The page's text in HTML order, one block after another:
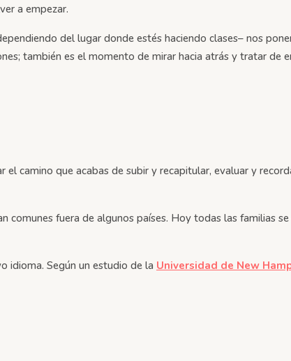
a empezar.
del lugar donde estés haciendo clases– nos
también es el momento de mirar hacia atrás y tratar de
camino que acabas de subir y recapitular, evaluar y
comunes fuera de algunos países. Hoy todas las familias
idioma. Según un estudio de la Universidad de New